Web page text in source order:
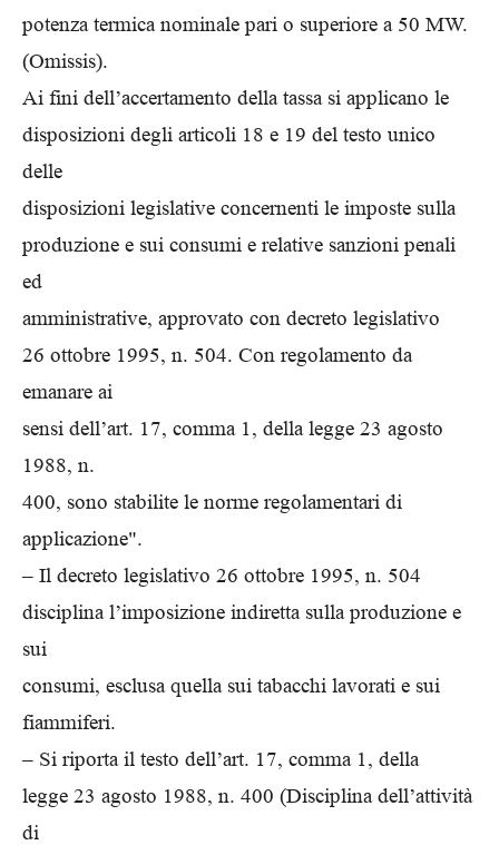
potenza termica nominale pari o superiore a 50 MW.
(Omissis).
Ai fini dell’accertamento della tassa si applicano le
disposizioni degli articoli 18 e 19 del testo unico
delle
disposizioni legislative concernenti le imposte sulla
produzione e sui consumi e relative sanzioni penali
ed
amministrative, approvato con decreto legislativo
26 ottobre 1995, n. 504. Con regolamento da
emanare ai
sensi dell’art. 17, comma 1, della legge 23 agosto
1988, n.
400, sono stabilite le norme regolamentari di
applicazione".
– Il decreto legislativo 26 ottobre 1995, n. 504
disciplina l’imposizione indiretta sulla produzione e
sui
consumi, esclusa quella sui tabacchi lavorati e sui
fiammiferi.
– Si riporta il testo dell’art. 17, comma 1, della
legge 23 agosto 1988, n. 400 (Disciplina dell’attività
di